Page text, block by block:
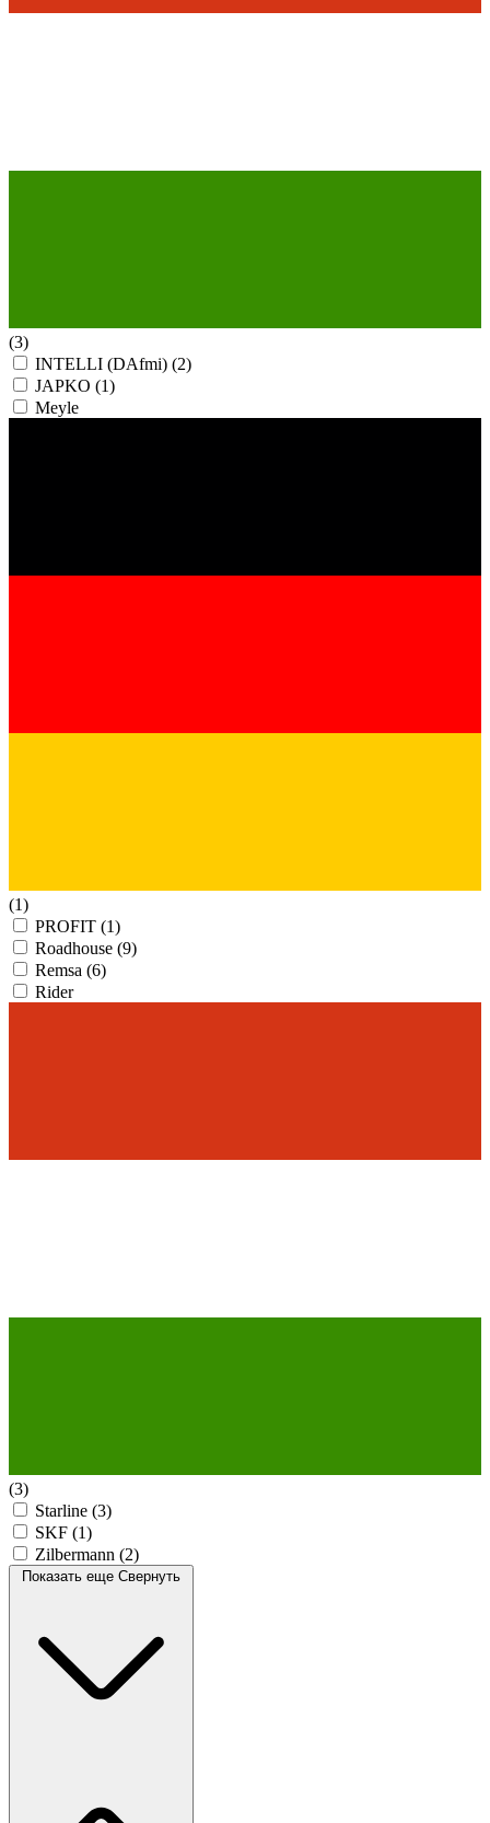
(3)
INTELLI (DAfmi) (2)
JAPKO (1)
Meyle
(1)
PROFIT (1)
Roadhouse (9)
Remsa (6)
Rider
(3)
Starline (3)
SKF (1)
Zilbermann (2)
Показать еще Свернуть